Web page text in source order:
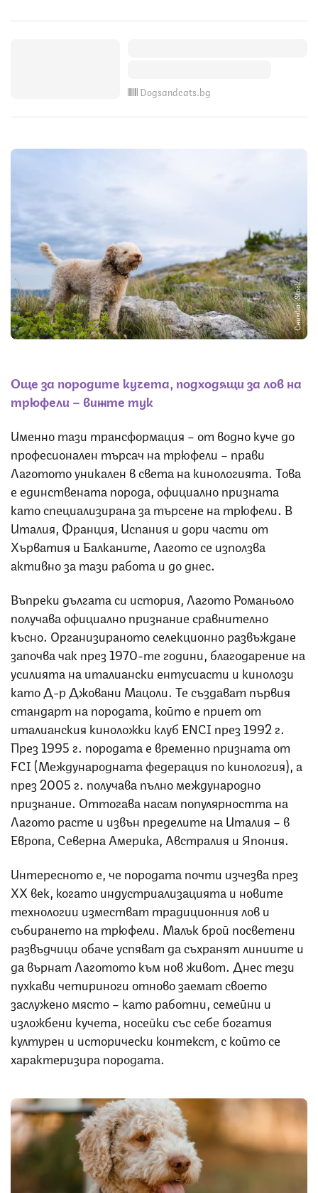
Dogsandcats.bg
Снимка: iStock
Още за породите кучета, подходящи за лов на
трюфели – вижте тук
Именно тази трансформация – от водно куче до
професионален търсач на трюфели – прави
Лаготото уникален в света на кинологията. Това
е единствената порода, официално призната
като специализирана за търсене на трюфели. В
Италия, Франция, Испания и дори части от
Хърватия и Балканите, Лагото се използва
активно за тази работа и до днес.
Въпреки дългата си история, Лагото Романьоло
получава официално признание сравнително
късно. Организираното селекционно развъждане
започва чак през 1970-те години, благодарение на
усилията на италиански ентусиасти и кинолози
като Д-р Джовани Мацоли. Те създават първия
стандарт на породата, който е приет от
италианския киноложки клуб ENCI през 1992 г.
През 1995 г. породата е временно призната от
FCI (Международната федерация по кинология), а
през 2005 г. получава пълно международно
признание. Оттогава насам популярността на
Лагото расте и извън пределите на Италия – в
Европа, Северна Америка, Австралия и Япония.
Интересното е, че породата почти изчезва през
XX век, когато индустриализацията и новите
технологии изместват традиционния лов и
събирането на трюфели. Малък брой посветени
развъдчици обаче успяват да съхранят линиите и
да върнат Лаготото към нов живот. Днес тези
пухкави четириноги отново заемат своето
заслужено място – като работни, семейни и
изложбени кучета, носейки със себе богатия
културен и исторически контекст, с който се
характеризира породата.